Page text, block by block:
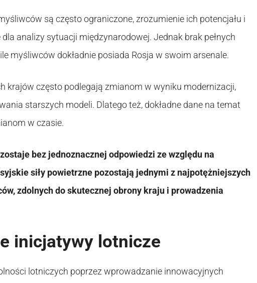
są często ograniczone, zrozumienie ich potencjału i
analizy sytuacji międzynarodowej. Jednak brak pełnych
myśliwców dokładnie posiada Rosja w swoim arsenale.
krajów często podlegają zmianom w wyniku modernizacji,
starszych modeli. Dlatego też, dokładne dane na temat
w czasie.
bez jednoznacznej odpowiedzi ze względu na
siły powietrzne pozostają jednymi z najpotężniejszych
zdolnych do skutecznej obrony kraju i prowadzenia
inicjatywy lotnicze
lotniczych poprzez wprowadzanie innowacyjnych